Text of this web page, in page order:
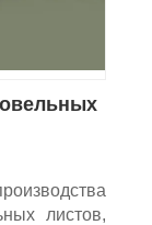
листов,